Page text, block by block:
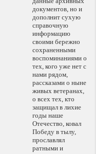
документов, но и
дополнит сухую
справочную
информацию
своими бережно
сохраненными
воспоминаниями о
тех, кого уже нет с
нами рядом,
рассказами о ныне
живых ветеранах,
о всех тех, кто
защищал в лихие
годы наше
Отечество, ковал
Победу в тылу,
прославлял
ратными и